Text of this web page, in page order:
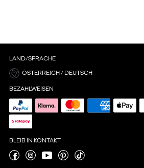
LAND/SPRACHE
ÖSTERREICH / DEUTSCH
BEZAHLWEISEN
BLEIB IN KONTAKT